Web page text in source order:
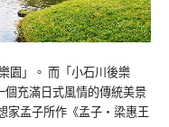
園」。 而「小石川後樂
個充滿日式風情的傳統美景
家孟子所作《孟子・梁惠王